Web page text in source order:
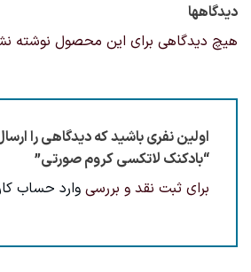
دیدگاهها
هیچ دیدگاهی برای این محصول نوشته
اولین نفری باشید که دیدگاهی را
“بادکنک لاتکسی کروم صورتی”
برای ثبت نقد و بررسی وارد حساب